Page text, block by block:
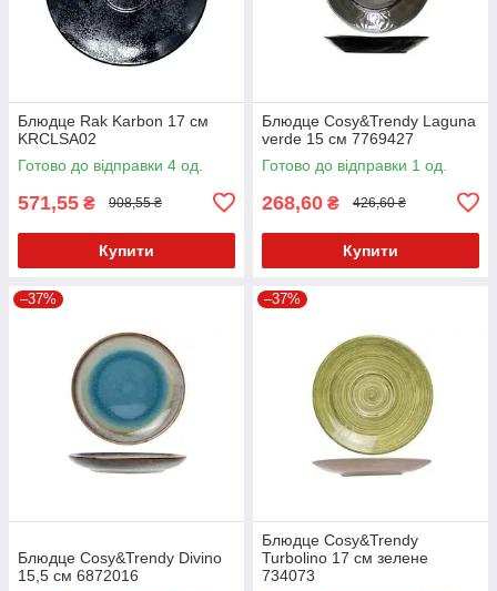
Блюдце Rak Karbon 17 см
KRCLSA02
Готово до відправки 4 од.
571,55 ₴ 908,55 ₴
Купити
Блюдце Cosy&Trendy Laguna
verde 15 см 7769427
Готово до відправки 1 од.
268,60 ₴ 426,60 ₴
Купити
–37%
Блюдце Cosy&Trendy Divino
15,5 см 6872016
–37%
Блюдце Cosy&Trendy
Turbolino 17 см зелене
734073